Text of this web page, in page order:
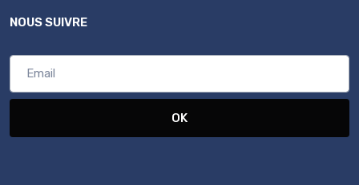
NOUS SUIVRE
OK